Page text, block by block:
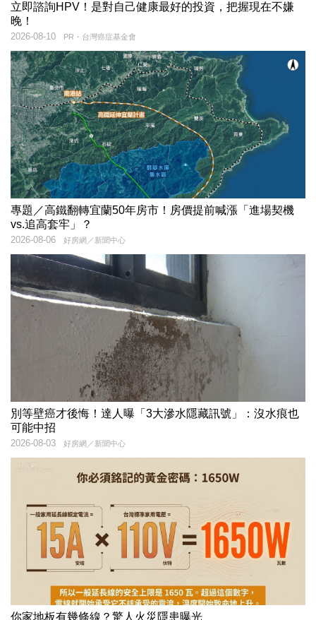
立即諮詢HPV！是對自己健康最好的投資，把握現在不嫌
晚！
PR・台灣癌症基金會
2026-08-10
專題／高鐵翻轉宜蘭50年房市！房價提前喊漲「進場契機
vs.追高套牢」？
好房網／新聞中心
2026-08-06
別等壁癌才後悔！達人曝「3大滲水隱藏訊號」：沒水痕也
可能中招
好房網／新聞中心
2026-08-03
你家地板有幾條線？驚人火災隱患曝光